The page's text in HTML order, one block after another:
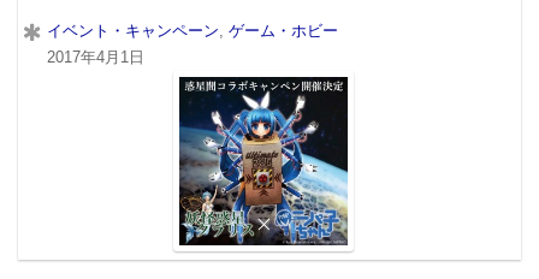
イベント・キャンペーン ゲーム・ホビー
2017年4月1日